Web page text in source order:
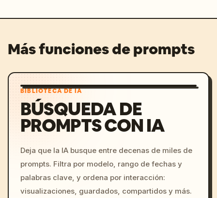
Más funciones de prompts
BIBLIOTECA DE IA
BÚSQUEDA DE
PROMPTS CON IA
Deja que la IA busque entre decenas de miles de
prompts. Filtra por modelo, rango de fechas y
palabras clave, y ordena por interacción:
visualizaciones, guardados, compartidos y más.